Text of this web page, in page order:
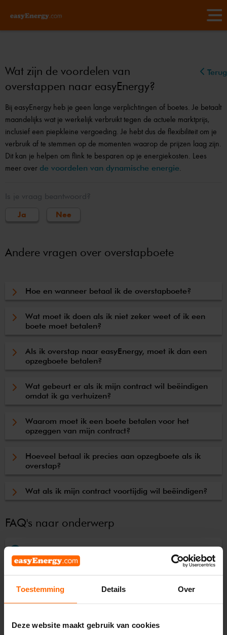
Toestemming Details Over
Deze website maakt gebruik van cookies
Terug
Wat zijn de voordelen van
overstappen naar easyEnergy?
Bij easyEnergy heb je geen lange verplichtingen of boetes. Je betaalt
maandelijks wat je werkelijk verbruikt tegen de actuele marktprijs,
inclusief een piepkleine vergoeding. Je hebt dus de flexibiliteit om je
verbruik af te stemmen op de momenten waarop de prijzen laag zijn.
Dit kan je helpen om flink te besparen op je energiekosten. Lees
meer over de voordelen van dynamische energie
Is je vraag beantwoord?
Ja
Nee
Andere vragen over overstapboete
Hoe en wanneer betaal ik de overstapboete?
Wat moet ik doen als ik niet zeker weet of ik een
boete moet betalen?
Als ik overstap naar easyEnergy, moet ik dan een
opzegboete betalen?
Wat gebeurt er als ik mijn contract wil beëindigen
omdat ik ga verhuizen?
Waarom moet ik een boete betalen voor het
opzeggen van mijn contract?
Hoeveel betaal ik precies aan opzegboete als ik
overstap?
Wat als ik mijn contract voortijdig wil beëindigen?
FAQ's naar onderwerp
Voorschot, facturen & betalingen